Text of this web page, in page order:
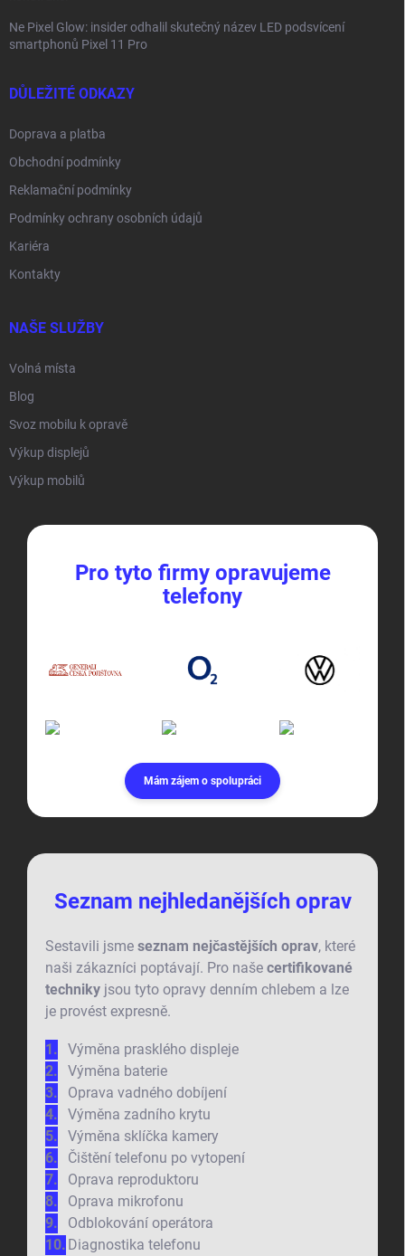
Ne Pixel Glow: insider odhalil skutečný název LED podsvícení
smartphonů Pixel 11 Pro
DŮLEŽITÉ ODKAZY
Doprava a platba
Obchodní podmínky
Reklamační podmínky
Podmínky ochrany osobních údajů
Kariéra
Kontakty
NAŠE SLUŽBY
Volná místa
Blog
Svoz mobilu k opravě
Výkup displejů
Výkup mobilů
Pro tyto firmy opravujeme
telefony
Mám zájem o spolupráci
Seznam nejhledanějších oprav
Sestavili jsme seznam nejčastějších oprav, které
naši zákazníci poptávají. Pro naše certifikované
techniky jsou tyto opravy denním chlebem a lze
je provést expresně.
Výměna prasklého displeje
Výměna baterie
Oprava vadného dobíjení
Výměna zadního krytu
Výměna sklíčka kamery
Čištění telefonu po vytopení
Oprava reproduktoru
Oprava mikrofonu
Odblokování operátora
Diagnostika telefonu